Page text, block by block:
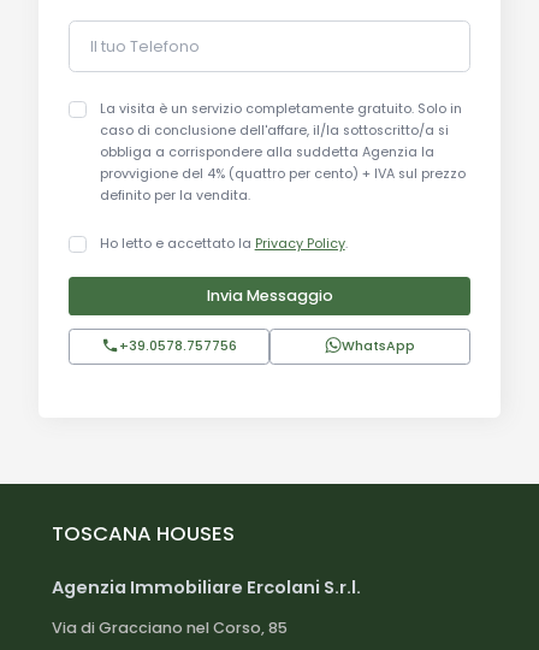
Il tuo Telefono
La visita è un servizio completamente gratuito. Solo in
caso di conclusione dell'affare, il/la sottoscritto/a si
obbliga a corrispondere alla suddetta Agenzia la
provvigione del 4% (quattro per cento) + IVA sul prezzo
definito per la vendita.
Ho letto e accettato la Privacy Policy.
Invia Messaggio
+39.0578.757756 WhatsApp
TOSCANA HOUSES
Agenzia Immobiliare Ercolani S.r.l.
Via di Gracciano nel Corso, 85